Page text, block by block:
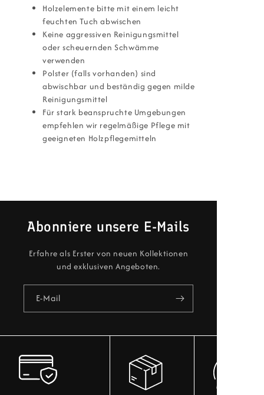
Holzelemente bitte mit einem leicht
feuchten Tuch abwischen
Keine aggressiven Reinigungsmittel
oder scheuernden Schwämme
verwenden
Polster (falls vorhanden) sind
abwischbar und beständig gegen milde
Reinigungsmittel
Für stark beanspruchte Umgebungen
empfehlen wir regelmäßige Pflege mit
geeigneten Holzpflegemitteln
Abonniere unsere E-Mails
Erfahre als Erster von neuen Kollektionen
und exklusiven Angeboten.
E-Mail